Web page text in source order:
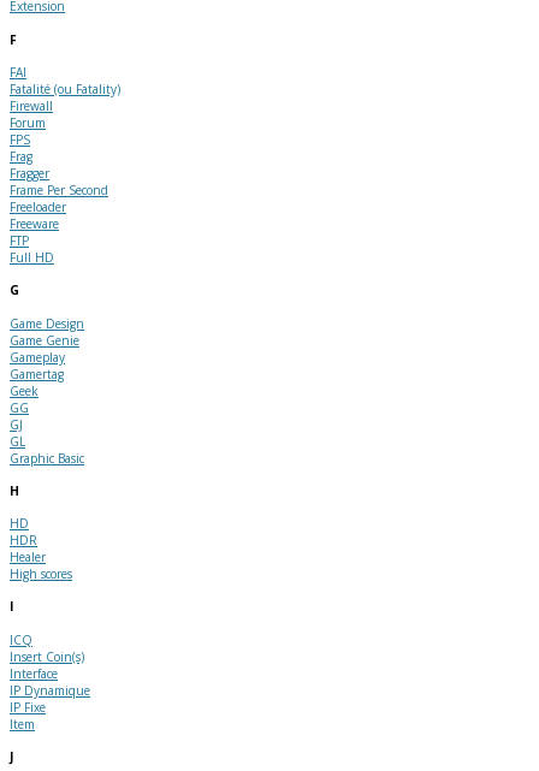
Extension
F
FAI
Fatalité (ou Fatality)
Firewall
Forum
FPS
Frag
Fragger
Frame Per Second
Freeloader
Freeware
FTP
Full HD
G
Game Design
Game Genie
Gameplay
Gamertag
Geek
GG
GJ
GL
Graphic Basic
H
HD
HDR
Healer
High scores
I
ICQ
Insert Coin(s)
Interface
IP Dynamique
IP Fixe
Item
J